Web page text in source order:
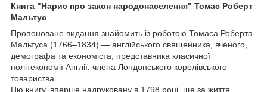
Книга "Нарис про закон народонаселення" Томас Роберт
Мальтус
Пропоноване видання знайомить із роботою Томаса Роберта
Мальтуса (1766–1834) — англійського священника, вченого,
демографа та економіста, представника класичної
політекономії Англії, члена Лондонського королівського
товариства.
Цю книгу, вперше надруковану в 1798 році, ще за життя